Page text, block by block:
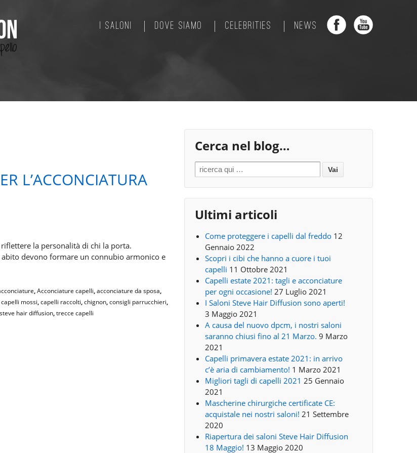
I SALONI DOVE SIAMO CELEBRITIES NEWS
L’ACCONCIATURA
riflettere la personalità di chi la porta.
devono formare un connubio armonico e
,Acconciature capelli,acconciature da sposa,
capelli mossi,capelli raccolti,chignon,consigli parrucchieri,
steve hair diffusion,trecce capelli
Cerca nel blog…
Search for:
Ultimi articoli
Come proteggere i capelli dal freddo 12
Gennaio 2022
Scopri i cibi che hanno a cuore i tuoi
capelli 11 Ottobre 2021
Capelli estate 2021: tagli e acconciature
per ogni occasione! 27 Luglio 2021
I Saloni Steve Hair Diffusion sono aperti!
3 Maggio 2021
A causa del nuovo dpcm, i nostri saloni
saranno chiusi fino al 21 Marzo. 9 Marzo
2021
Capelli primavera estate 2021: in arrivo
c’è aria di cambiamento! 1 Marzo 2021
Migliori tagli di capelli 2021 25 Gennaio
2021
Mascherine chirurgiche certificate CE:
acquistale nei nostri saloni! 21 Settembre
2020
Riapertura dei saloni Steve Hair Diffusion
18 Maggio! 13 Maggio 2020